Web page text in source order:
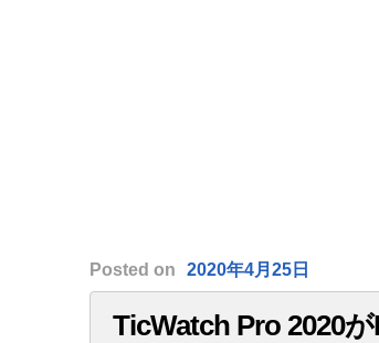
Posted on 2020年4月25日
TicWatch Pro 2020